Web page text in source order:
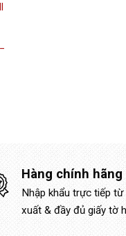
Hàng chính hãng
Nhập khẩu trực tiếp từ
xuất & đầy đủ giấy tờ